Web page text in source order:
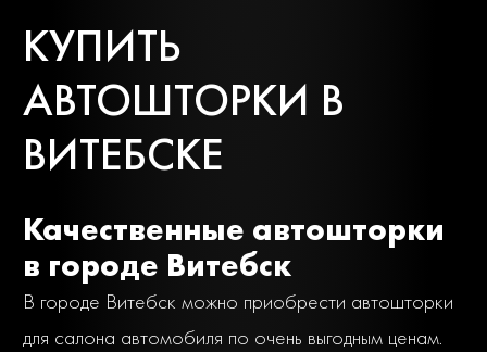
КУПИТЬ
АВТОШТОРКИ В
ВИТЕБСКЕ
Качественные автошторки
в городе Витебск
В городе Витебск можно приобрести автошторки
для салона автомобиля по очень выгодным ценам.